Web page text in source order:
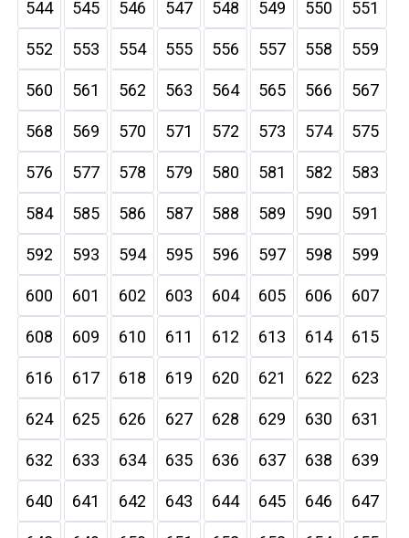
544 545 546 547 548 549 550 551
552 553 554 555 556 557 558 559
560 561 562 563 564 565 566 567
568 569 570 571 572 573 574 575
576 577 578 579 580 581 582 583
584 585 586 587 588 589 590 591
592 593 594 595 596 597 598 599
600 601 602 603 604 605 606 607
608 609 610 611 612 613 614 615
616 617 618 619 620 621 622 623
624 625 626 627 628 629 630 631
632 633 634 635 636 637 638 639
640 641 642 643 644 645 646 647